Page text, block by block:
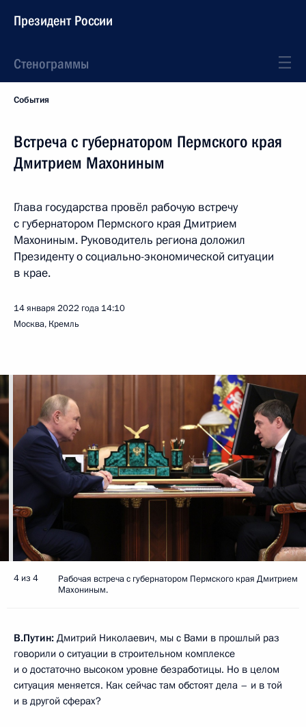
Президент России
Стенограммы
События
Встреча с губернатором Пермского края
Дмитрием Махониным
Глава государства провёл рабочую встречу
с губернатором Пермского края Дмитрием
Махониным. Руководитель региона доложил
Президенту о социально-экономической ситуации
в крае.
14 января 2022 года 14:10
Москва, Кремль
4 из 4
Рабочая встреча с губернатором Пермского края Дмитрием
Махониным.
В.Путин: Дмитрий Николаевич, мы с Вами в прошлый раз
говорили о ситуации в строительном комплексе
и о достаточно высоком уровне безработицы. Но в целом
ситуация меняется. Как сейчас там обстоят дела – и в той
и в другой сферах?